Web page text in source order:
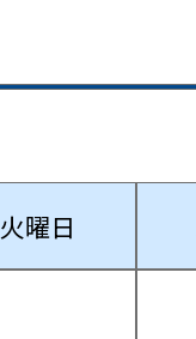
火曜日